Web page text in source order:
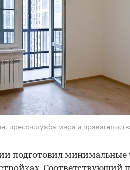
пресс-служба мэра и
подготовил минимальные